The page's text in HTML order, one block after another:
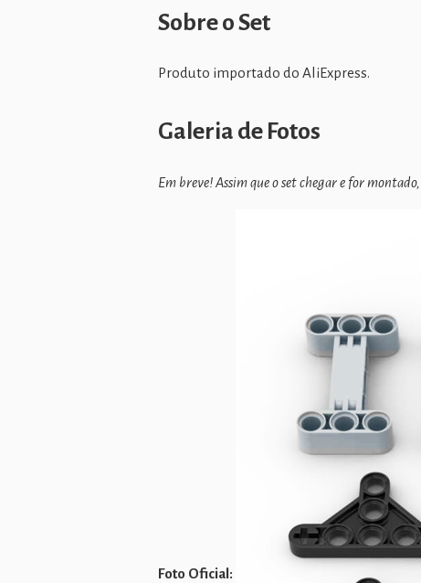
Sobre o Set
Produto importado do AliExpress.
Galeria de Fotos
Em breve! Assim que o set chegar e for
Foto Oficial: